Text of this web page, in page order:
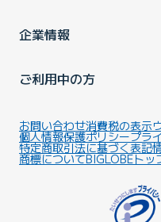
企業情報
ご利用中の方
お問い合わせ消費税の表示
個人情報保護ポリシープラ
特定商取引法に基づく表記
商標についてBIGLOBEトッ